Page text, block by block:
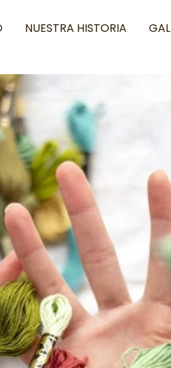
NUESTRA HISTORIA